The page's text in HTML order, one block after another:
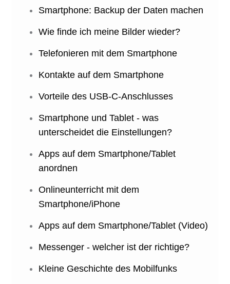
Smartphone: Backup der Daten machen
Wie finde ich meine Bilder wieder?
Telefonieren mit dem Smartphone
Kontakte auf dem Smartphone
Vorteile des USB-C-Anschlusses
Smartphone und Tablet - was
unterscheidet die Einstellungen?
Apps auf dem Smartphone/Tablet
anordnen
Onlineunterricht mit dem
Smartphone/iPhone
Apps auf dem Smartphone/Tablet (Video)
Messenger - welcher ist der richtige?
Kleine Geschichte des Mobilfunks